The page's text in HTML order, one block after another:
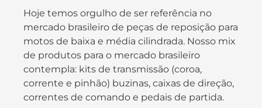
Hoje temos orgulho de ser referência no
mercado brasileiro de peças de reposição para
motos de baixa e média cilindrada. Nosso mix
de produtos para o mercado brasileiro
contempla: kits de transmissão (coroa,
corrente e pinhão) buzinas, caixas de direção,
correntes de comando e pedais de partida.